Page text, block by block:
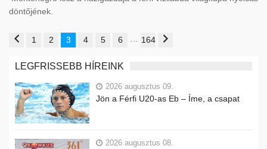
döntőjének.
1 2 3 4 5 6 164
LEGFRISSEBB HÍREINK
2026 augusztus 09.
Jön a Férfi U20-as Eb – Íme, a csapat
2026 augusztus 08.